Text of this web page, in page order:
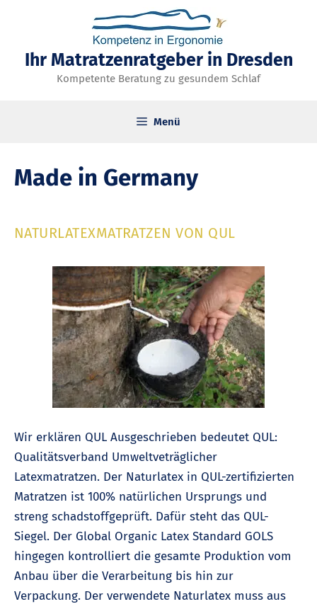
springen
Ihr Matratzenratgeber in Dresden
Kompetente Beratung zu gesundem Schlaf
Menü
Made in Germany
NATURLATEXMATRATZEN VON QUL
Wir erklären QUL Ausgeschrieben bedeutet QUL:
Qualitätsverband Umweltveträglicher
Latexmatratzen. Der Naturlatex in QUL-zertifizierten
Matratzen ist 100% natürlichen Ursprungs und
streng schadstoffgeprüft. Dafür steht das QUL-
Siegel. Der Global Organic Latex Standard GOLS
hingegen kontrolliert die gesamte Produktion vom
Anbau über die Verarbeitung bis hin zur
Verpackung. Der verwendete Naturlatex muss aus